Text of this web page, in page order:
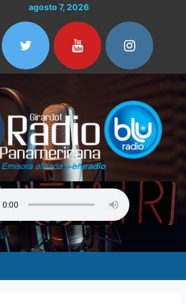
agosto 7, 2026